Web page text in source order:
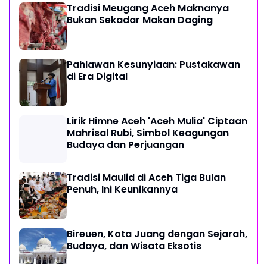
Tradisi Meugang Aceh Maknanya
Bukan Sekadar Makan Daging
Pahlawan Kesunyiaan: Pustakawan
di Era Digital
Lirik Himne Aceh 'Aceh Mulia' Ciptaan
Mahrisal Rubi, Simbol Keagungan
Budaya dan Perjuangan
Tradisi Maulid di Aceh Tiga Bulan
Penuh, Ini Keunikannya
Bireuen, Kota Juang dengan Sejarah,
Budaya, dan Wisata Eksotis